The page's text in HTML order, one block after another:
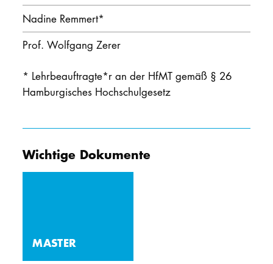
Nadine Remmert*
Prof. Wolfgang Zerer
* Lehrbeauftragte*r an der HfMT gemäß § 26
Hamburgisches Hochschulgesetz
Wichtige Dokumente
MASTER